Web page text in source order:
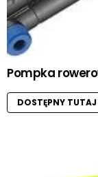
Pompka
DOSTĘPNY TUTAJ